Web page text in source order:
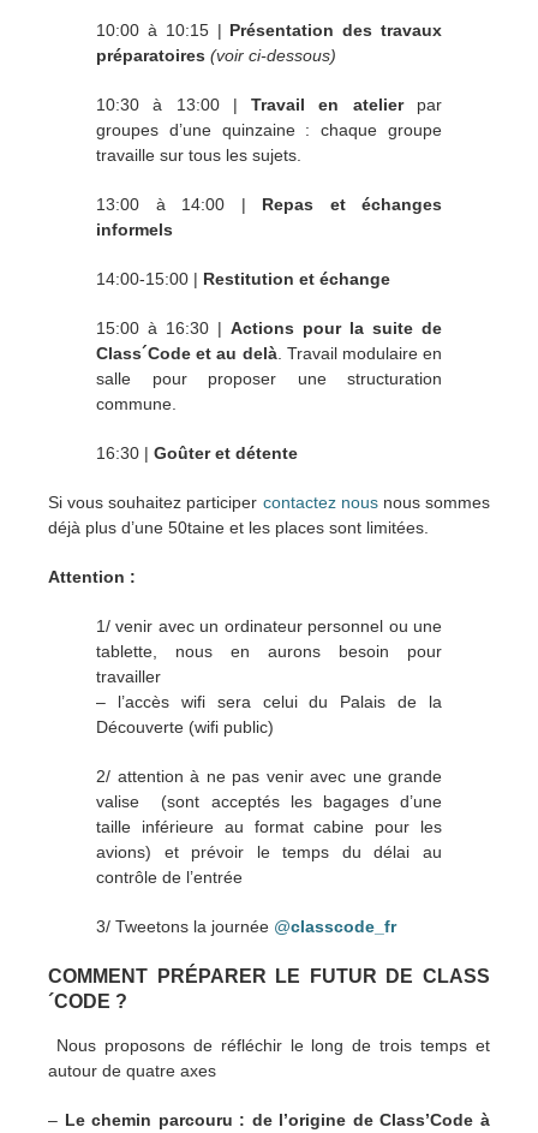
10:00 à 10:15 | Présentation des travaux
préparatoires (voir ci-dessous)
10:30 à 13:00 |Travail en atelierpar
groupes d’une quinzaine : chaque groupe
travaille sur tous les sujets.
13:00 à 14:00 | Repas et échanges
informels
14:00-15:00 | Restitution et échange
15:00 à 16:30 | Actions pour la suite de
Class´Code et au delà. Travail modulaire en
salle pour proposer une structuration
commune.
16:30 | Goûter et détente
Si vous souhaitez participer contactez nousnous sommes
déjà plus d’une 50taine et les places sont limitées.
Attention :
1/ venir avec un ordinateur personnel ou une
tablette, nous en aurons besoin pour
travailler
– l’accès wifi sera celui du Palais de la
Découverte (wifi public)
2/ attention à ne pas venir avec une grande
valise (sont acceptés les bagages d’une
taille inférieure au format cabine pour les
avions) et prévoir le temps du délai au
contrôle de l’entrée
3/ Tweetons la journée @classcode_fr
COMMENT PRÉPARER LE FUTUR DE CLASS
´CODE ?
Nous proposons de réfléchir le long de trois temps et
autour de quatre axes
– Le chemin parcouru : de l’origine de Class’Code à